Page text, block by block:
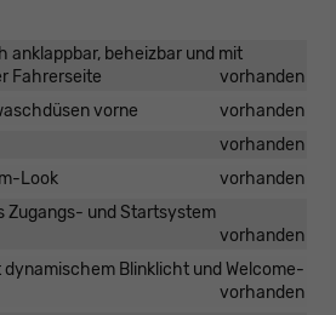
anklappbar, beheizbar und mit
Fahrerseite
vorhanden
vorne
vorhanden
vorhanden
Look
vorhanden
Zugangs- und Startsystem
vorhanden
Blinklicht und Welcome-
vorhanden